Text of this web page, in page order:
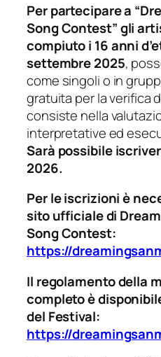
Per partecipare a
Song Contest” gli
compiuto i 16 anni
settembre 2025,
come singoli o in
gratuita per la verifica
consiste nella
interpretative ed
Sarà possibile
2026.
Per le iscrizioni è
sito ufficiale di
Song Contest:
https://
Il regolamento della
completo è
del Festival:
https://